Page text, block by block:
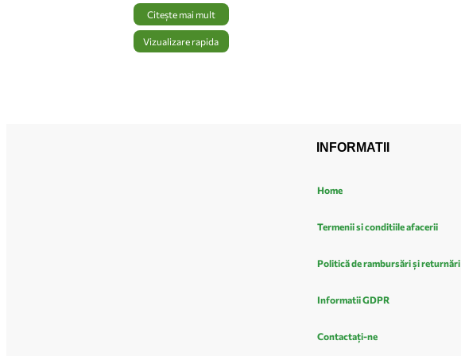
Citește mai mult
Vizualizare rapida
INFORMATII
Home
Termenii si conditiile afacerii
Politică de rambursări și returnări
Informatii GDPR
Contactați-ne